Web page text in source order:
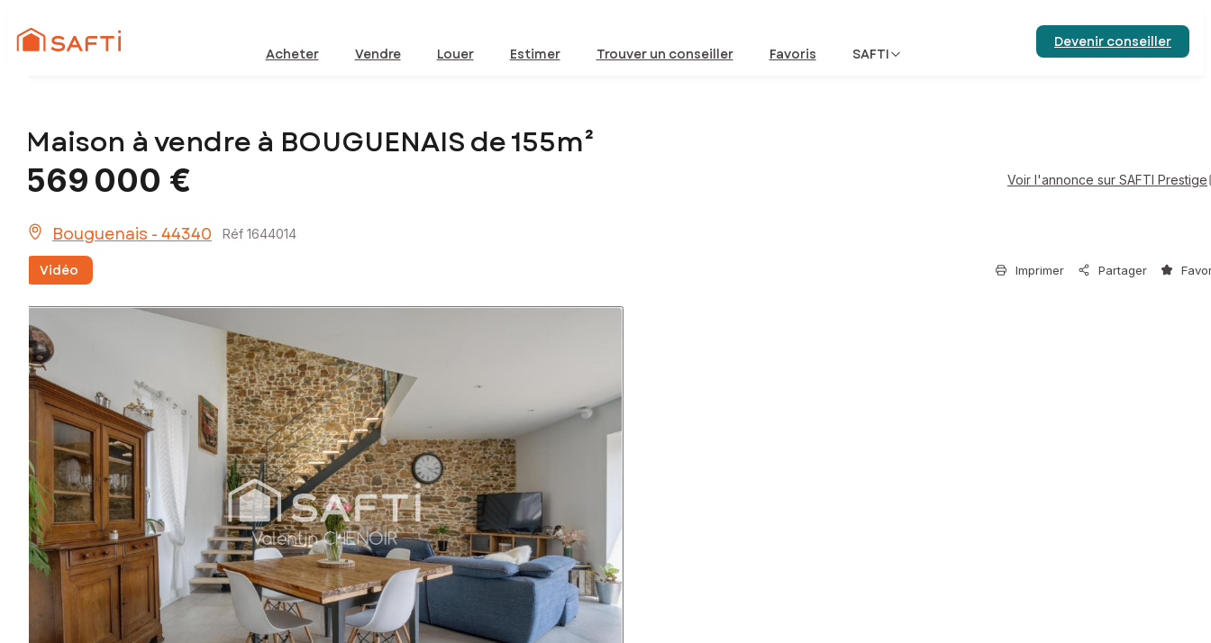
Acheter Vendre Louer Estimer Trouver un conseiller Favoris SAFTI
Devenir conseiller
Maison à vendre à BOUGUENAIS de 155m²
569 000 € Voir l'annonce sur SAFTI Prestige
Bouguenais - 44340 Réf 1644014
Vidéo Imprimer Partager